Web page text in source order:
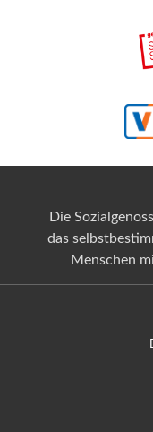
Die
das
Menschen